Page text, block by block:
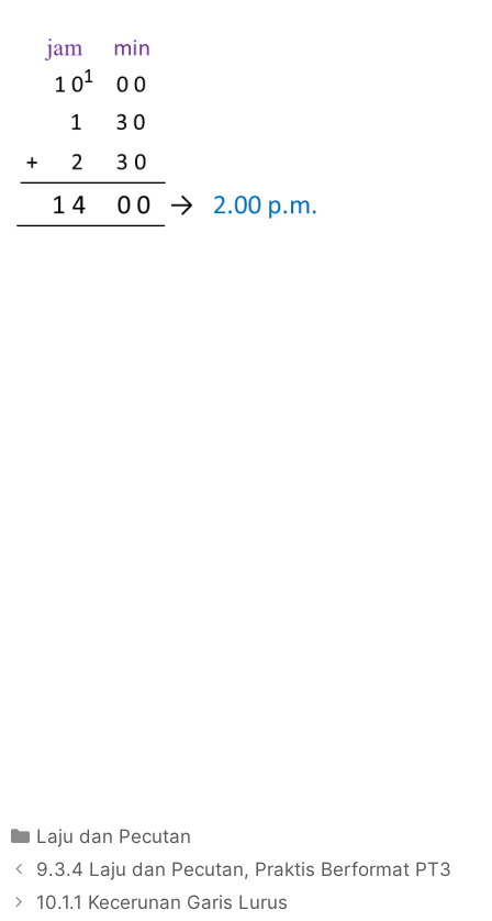
C
a
e
Laju dan Pecutan
P
o
9.3.4 Laju dan Pecutan, Praktis Berformat PT3
10.1.1 Kecerunan Garis Lurus